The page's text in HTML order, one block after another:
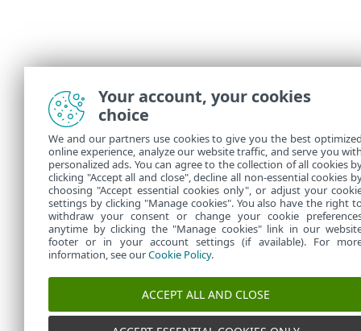
Your account, your cookies
choice
We and our partners use cookies to give you the best
online experience, analyze our website traffic, and serve you
personalized ads. You can agree to the collection of all cookies
clicking "Accept all and close", decline all non-essential cookies
choosing "Accept essential cookies only", or adjust your
settings by clicking "Manage cookies". You also have the right
withdraw your consent or change your cookie
anytime by clicking the "Manage cookies" link in our
footer or in your account settings (if available). For
information, see ourCookie Policy.
ACCEPT ALL AND CLOSE